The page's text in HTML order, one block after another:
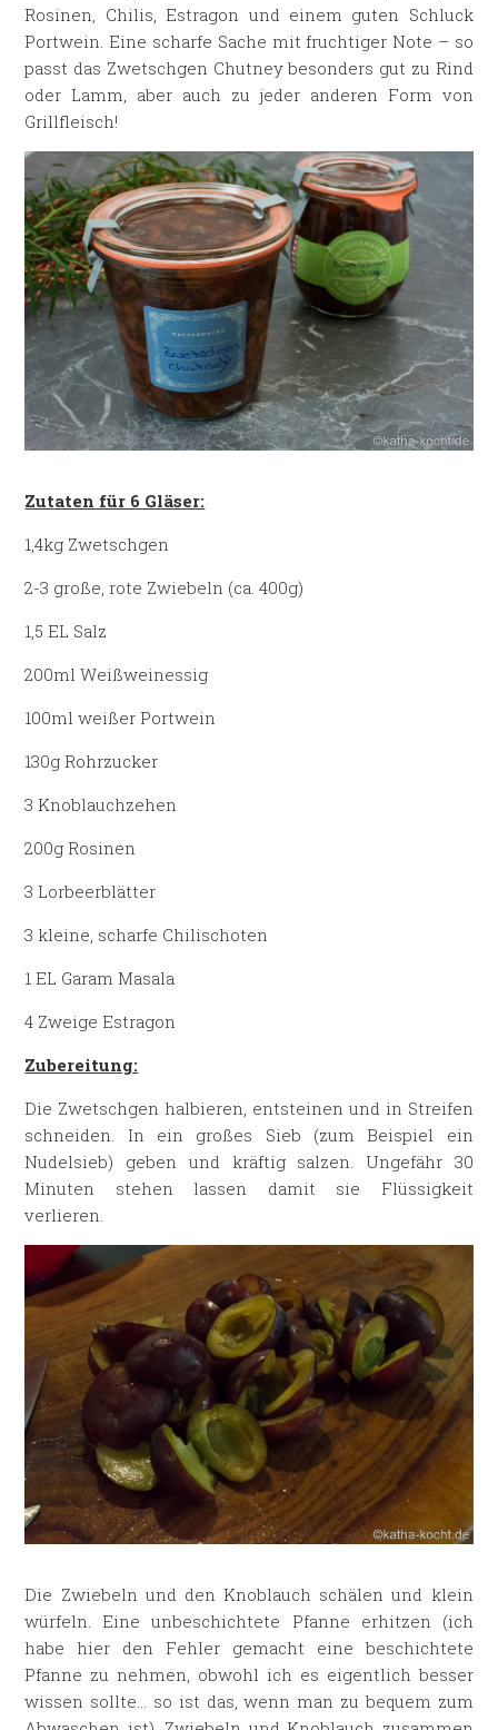
Rosinen, Chilis, Estragon und einem guten Schluck
Portwein. Eine scharfe Sache mit fruchtiger Note – so
passt das Zwetschgen Chutney besonders gut zu Rind
oder Lamm, aber auch zu jeder anderen Form von
Grillfleisch!
Zutaten für 6 Gläser:
1,4kg Zwetschgen
2-3 große, rote Zwiebeln (ca. 400g)
1,5 EL Salz
200ml Weißweinessig
100ml weißer Portwein
130g Rohrzucker
3 Knoblauchzehen
200g Rosinen
3 Lorbeerblätter
3 kleine, scharfe Chilischoten
1 EL Garam Masala
4 Zweige Estragon
Zubereitung:
Die Zwetschgen halbieren, entsteinen und in Streifen
schneiden. In ein großes Sieb (zum Beispiel ein
Nudelsieb) geben und kräftig salzen. Ungefähr 30
Minuten stehen lassen damit sie Flüssigkeit
verlieren.
Die Zwiebeln und den Knoblauch schälen und klein
würfeln. Eine unbeschichtete Pfanne erhitzen (ich
habe hier den Fehler gemacht eine beschichtete
Pfanne zu nehmen, obwohl ich es eigentlich besser
wissen sollte… so ist das, wenn man zu bequem zum